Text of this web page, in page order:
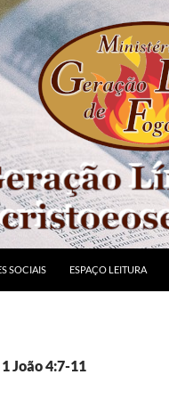
SOCIAIS ESPAÇO LEITURA
João 4:7-11